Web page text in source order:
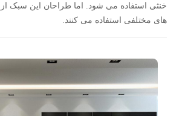
خنثی استفاده می شود. اما طراحان این سبک از
های مختلفی استفاده می کنند.